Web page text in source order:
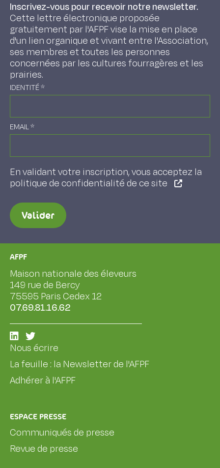
Inscrivez-vous pour recevoir notre newsletter.
Cette lettre électronique proposée
gratuitement par l'AFPF vise la mise en place
d'un lien organique et vivant entre l'Association,
ses membres et toutes les personnes
concernées par les cultures fourragères et les
prairies.
IDENTITÉ*
EMAIL*
En validant votre inscription, vous acceptez la
politique de confidentialité de ce site
Valider
AFPF
Maison nationale des éleveurs
149 rue de Bercy
75595 Paris Cedex 12
07.69.81.16.62
Nous écrire
La feuille : la Newsletter de l'AFPF
Adhérer à l'AFPF
ESPACE PRESSE
Communiqués de presse
Revue de presse